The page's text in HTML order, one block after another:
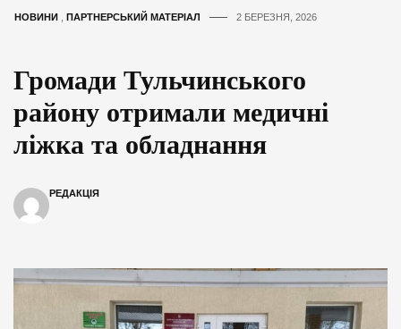
НОВИНИ ПАРТНЕРСЬКИЙ МАТЕРІАЛ 2 БЕРЕЗНЯ, 2026
Громади Тульчинського
району отримали медичні
ліжка та обладнання
РЕДАКЦІЯ